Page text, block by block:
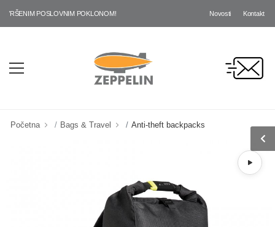
POSLOVNIM POKLONOM! Novosti Kontakt
Početna Bags & Travel Anti-theft backpacks